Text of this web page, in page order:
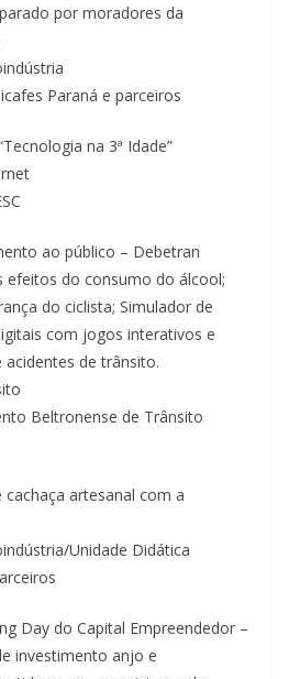
por moradores da
Paraná e parceiros
na 3ª Idade”
ao público – Debetran
efeitos do consumo do álcool;
do ciclista; Simulador de
com jogos interativos e
de trânsito.
Beltronense de Trânsito
artesanal com a
Unidade Didática
Day do Capital Empreendedor –
investimento anjo e